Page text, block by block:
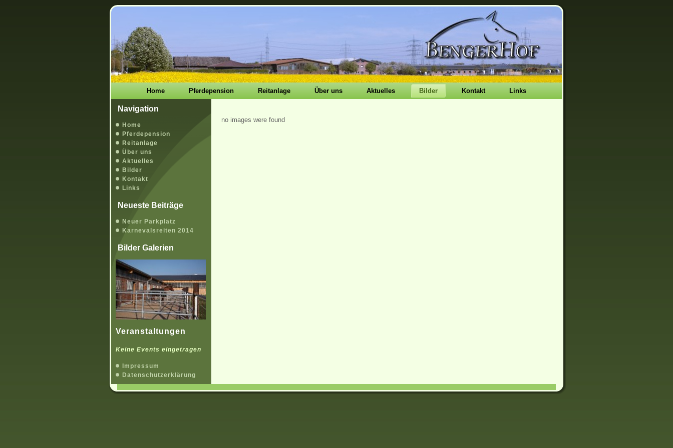
Home Pferdepension Reitanlage Über uns Aktuelles Bilder Kontakt Links
Navigation
Home
Pferdepension
Reitanlage
Über uns
Aktuelles
Bilder
Kontakt
Links
Neueste Beiträge
Neuer Parkplatz
Karnevalsreiten 2014
Bilder Galerien
Veranstaltungen
Keine Events eingetragen
Impressum
Datenschutzerklärung
no images were found